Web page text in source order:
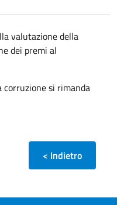
valutazione della
dei premi al
corruzione si rimanda
< Indietro